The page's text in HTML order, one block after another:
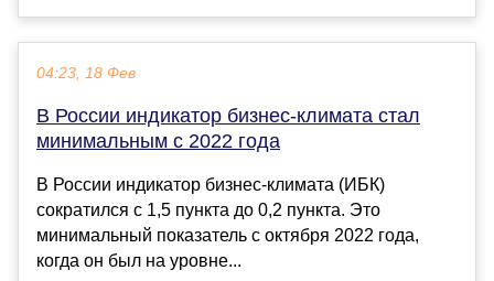
04:23, 18 Фев
В России индикатор бизнес-климата стал
минимальным с 2022 года
В России индикатор бизнес-климата (ИБК)
сократился с 1,5 пункта до 0,2 пункта. Это
минимальный показатель с октября 2022 года,
когда он был на уровне...